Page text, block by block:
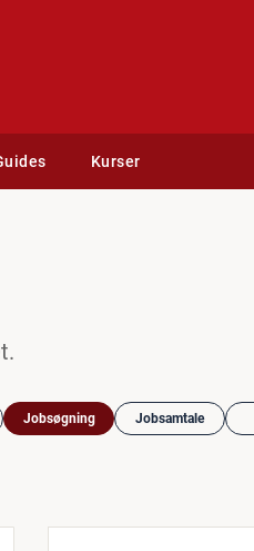
Kurser
Jobsøgning Jobsamtale